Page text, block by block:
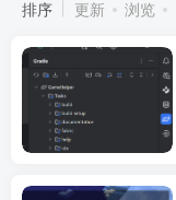
排序
更新 浏览